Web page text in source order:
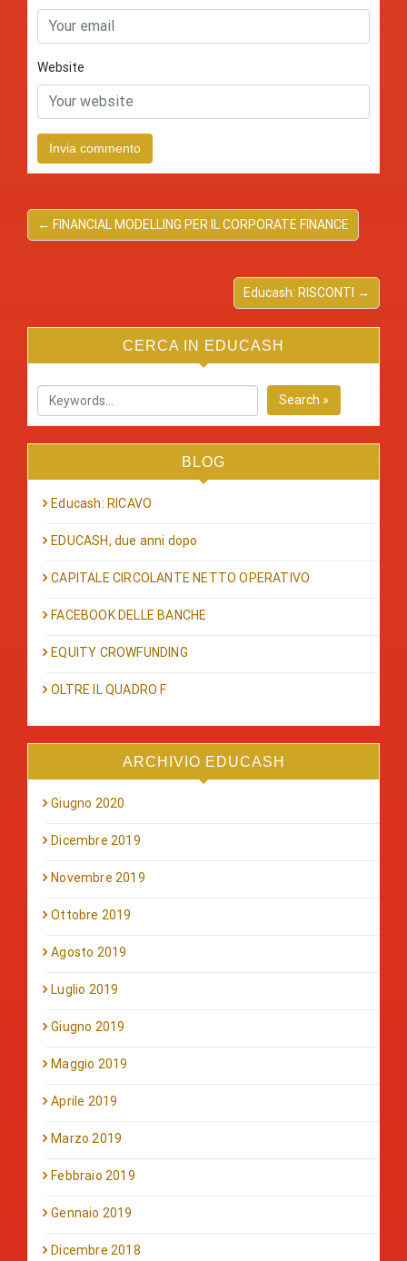
Website
← FINANCIAL MODELLING PER IL CORPORATE FINANCE
Educash: RISCONTI →
CERCA IN EDUCASH
Search »
BLOG
Educash: RICAVO
EDUCASH, due anni dopo
CAPITALE CIRCOLANTE NETTO OPERATIVO
FACEBOOK DELLE BANCHE
EQUITY CROWFUNDING
OLTRE IL QUADRO F
ARCHIVIO EDUCASH
Giugno 2020
Dicembre 2019
Novembre 2019
Ottobre 2019
Agosto 2019
Luglio 2019
Giugno 2019
Maggio 2019
Aprile 2019
Marzo 2019
Febbraio 2019
Gennaio 2019
Dicembre 2018